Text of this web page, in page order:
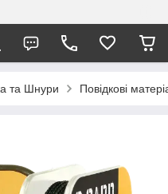
та Шнури Повідкові